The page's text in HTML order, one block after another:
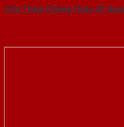
Cửa Thép Chống Cháy 2P